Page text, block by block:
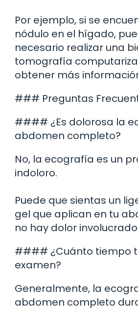
Por ejemplo, si se
nódulo en el hígado,
necesario realizar una
tomografía
obtener más
### Preguntas
#### ¿Es dolorosa la
abdomen completo?
No, la ecografía es un
indoloro.
Puede que sientas un
gel que aplican en tu
no hay dolor
#### ¿Cuánto tiempo
examen?
Generalmente, la
abdomen completo